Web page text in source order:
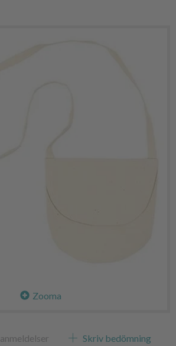
Zooma
anmeldelser Skriv bedömning